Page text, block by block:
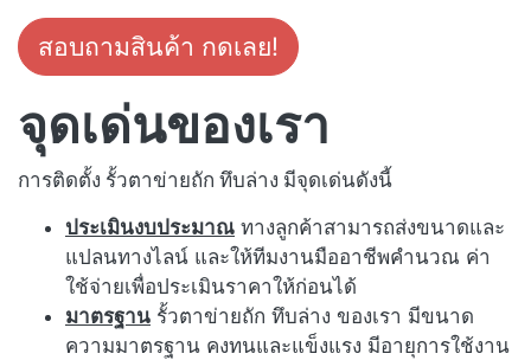
สอบถามสินค้า กดเลย!
จุดเด่นของเรา
การติดตั้ง รั้วตาข่ายถัก ทึบล่าง มีจุดเด่นดังนี้
ประเมินงบประมาณ ทางลูกค้าสามารถส่งขนาดและ
แปลนทางไลน์ และให้ทีมงานมืออาชีพคำนวณ ค่า
ใช้จ่ายเพื่อประเมินราคาให้ก่อนได้
มาตรฐาน รั้วตาข่ายถัก ทึบล่าง ของเรา มีขนาด
ความมาตรฐาน คงทนและแข็งแรง มีอายุการใช้งาน